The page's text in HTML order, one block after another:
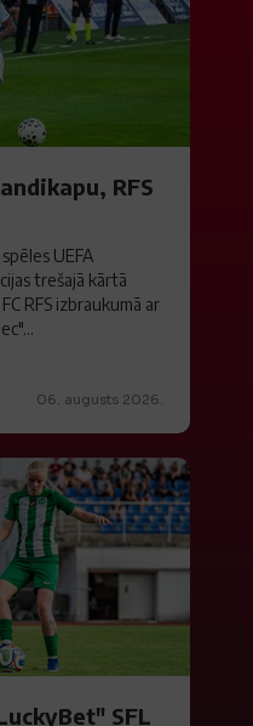
RFS
UEFA
trešajā kārtā
RFS izbraukumā ar
06. augusts 2026.
SFL